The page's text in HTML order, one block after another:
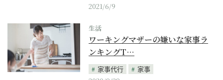
2021/6/9
生活
ワーキングマザーの嫌いな家事ラ
ンキングT…
家事代行
家事